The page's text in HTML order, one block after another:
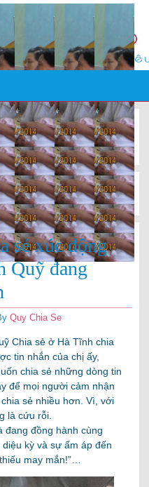
tháng 3,4
quà ở Quảng Bình tháng 5»
sẻ xúc động
Quỹ đang
Quy Chia Se
Chia sẻ ở Hà Tĩnh chia
tin nhắn của chị ấy,
chia sẻ những dòng tin
để mọi người cảm nhận
sẻ nhiều hơn. Vì, với
là cứu rỗi.
đang đồng hành cùng
kỳ và sự ấm áp đến
may mắn!”…